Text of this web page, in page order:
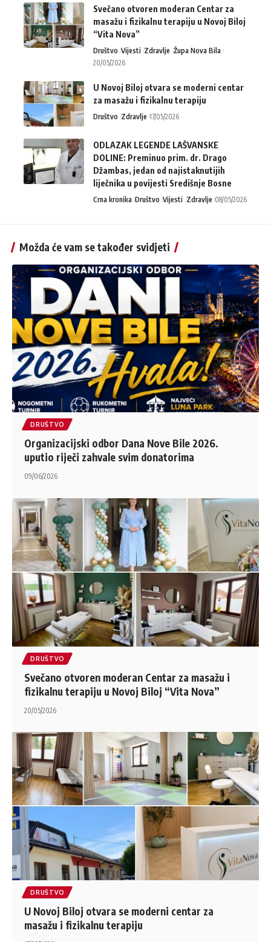
Svečano otvoren moderan Centar za
masažu i fizikalnu terapiju u Novoj Biloj
“Vita Nova”
Društvo Vijesti Zdravlje Župa Nova Bila
20/05/2026
U Novoj Biloj otvara se moderni centar
za masažu i fizikalnu terapiju
Društvo Zdravlje 17/05/2026
ODLAZAK LEGENDE LAŠVANSKE
DOLINE: Preminuo prim. dr. Drago
Džambas, jedan od najistaknutijih
liječnika u povijesti Središnje Bosne
Crna kronika Društvo Vijesti Zdravlje 08/05/2026
Možda će vam se također svidjeti
DRUŠTVO
Organizacijski odbor Dana Nove Bile 2026.
uputio riječi zahvale svim donatorima
09/06/2026
DRUŠTVO
Svečano otvoren moderan Centar za masažu i
fizikalnu terapiju u Novoj Biloj “Vita Nova”
20/05/2026
DRUŠTVO
U Novoj Biloj otvara se moderni centar za
masažu i fizikalnu terapiju